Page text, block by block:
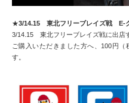
★3/14.15 東北フリーブレイズ戦 E-
3/14.15 東北フリーブレイズ戦に出店
ご購入いただきました方へ、100円
す。